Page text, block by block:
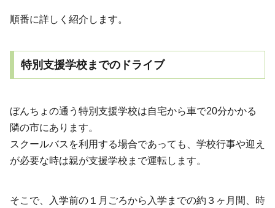
順番に詳しく紹介します。
特別支援学校までのドライブ
ぼんちょの通う特別支援学校は自宅から車で20分かかる
隣の市にあります。
スクールバスを利用する場合であっても、学校行事や迎え
が必要な時は親が支援学校まで運転します。
そこで、入学前の１月ごろから入学までの約３ヶ月間、時